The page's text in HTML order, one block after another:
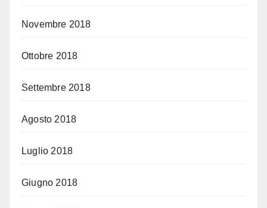
Novembre 2018
Ottobre 2018
Settembre 2018
Agosto 2018
Luglio 2018
Giugno 2018